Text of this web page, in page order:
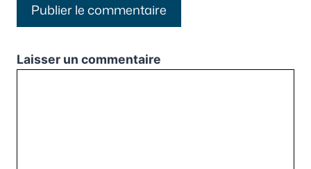
Laisser un commentaire